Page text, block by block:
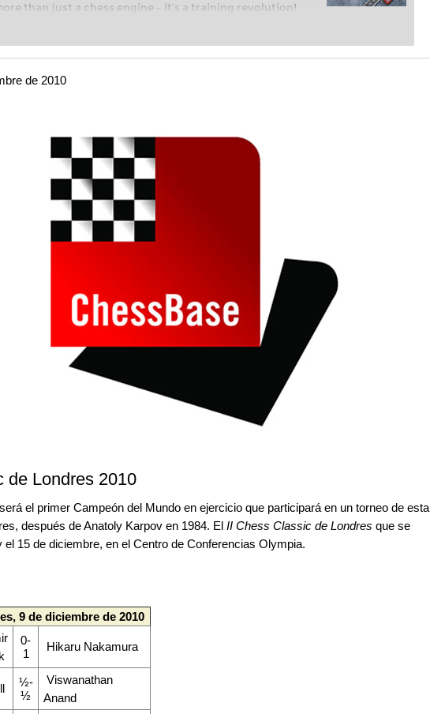
than just a chess engine – it’s a training revolution!
taking your first steps into the world of club chess,
intelligently and with a more personalised
ever before.
de 2010
de Londres 2010
el primer Campeón del Mundo en ejercicio que participará en un torneo de esta
después de Anatoly Karpov en 1984. El II Chess Classic de Londres que se
el 15 de diciembre, en el Centro de Conferencias Olympia.
9 de diciembre de 2010
0-
1
Hikaru Nakamura
½-
½
Viswanathan
Anand